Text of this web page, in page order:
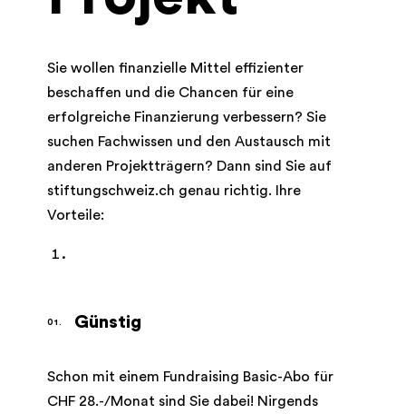
Sie wollen finanzielle Mittel effizienter
beschaffen und die Chancen für eine
erfolgreiche Finanzierung verbessern? Sie
suchen Fachwissen und den Austausch mit
anderen Projektträgern? Dann sind Sie auf
stiftungschweiz.ch genau richtig. Ihre
Vorteile:
Günstig
Schon mit einem Fundraising Basic-Abo für
CHF 28.-/Monat sind Sie dabei! Nirgends